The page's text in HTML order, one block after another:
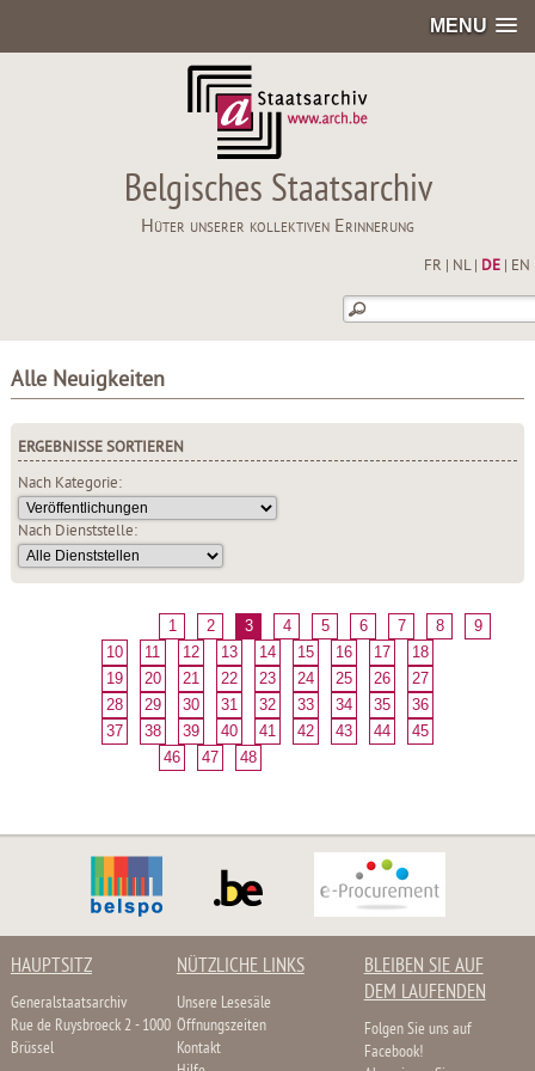
MENU
Belgisches Staatsarchiv
Hüter unserer kollektiven Erinnerung
FR NL| DE| EN
Alle Neuigkeiten
ERGEBNISSE SORTIEREN
Nach Kategorie:
Nach Dienststelle:
1 2 3 4 5 6 7 8
9
10
11 12 13 14 15 16 17
18
19
20 21 22 23 24 25 26
27
28
29 30 31 32 33 34 35
36
37
38 39 40 41 42 43 44
45
46
47 48
HAUPTSITZ
Generalstaatsarchiv
Rue de Ruysbroeck 2 - 1000
Brüssel
NÜTZLICHE LINKS
Unsere Lesesäle
Öffnungszeiten
Kontakt
BLEIBEN SIE AUF
DEM LAUFENDEN
Folgen Sie uns auf
Facebook!